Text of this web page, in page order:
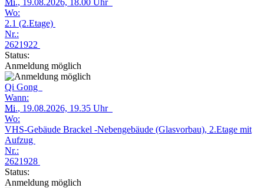
Mi., 19.08.2026, 18.00 Uhr
Wo:
2.1 (2.Etage)
Nr.:
2621922
Status:
Anmeldung möglich
Qi Gong
Wann:
Mi., 19.08.2026, 19.35 Uhr
Wo:
VHS-Gebäude Brackel -Nebengebäude (Glasvorbau), 2.Etage mit
Aufzug
Nr.:
2621928
Status:
Anmeldung möglich